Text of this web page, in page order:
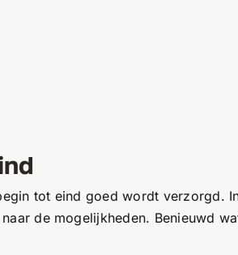
tot eind goed wordt verzorgd.
de mogelijkheden. Benieuwd